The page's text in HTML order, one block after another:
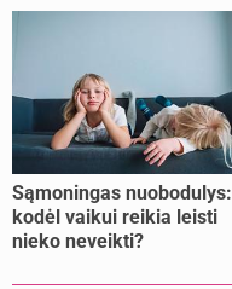
Sąmoningas nuobodulys:
kodėl vaikui reikia leisti
nieko neveikti?